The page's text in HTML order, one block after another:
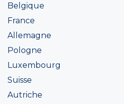
Belgique
France
Allemagne
Pologne
Luxembourg
Suisse
Autriche